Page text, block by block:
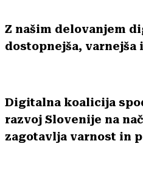
Z našim delovanjem
dostopnejša,
Digitalna koalicija
razvoj Slovenije na
zagotavlja varnost in